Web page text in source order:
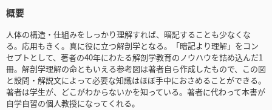
概要
人体の構造・仕組みをしっかり理解すれば、暗記することも少なくな
る。応用もきく。真に役に立つ解剖学となる。「暗記より理解」をコン
セプトとして、著者の40年にわたる解剖学教育のノウハウを詰め込んだ1
冊。解剖学理解の命ともいえる参考図は著者自ら作成したもので、この図
と設問・解説文によって必要な知識はほぼ手中におさめることができる。
著者は学生が、どこがわからないかを知っている。著者に代わって本書が
自学自習の個人教授になってくれる。